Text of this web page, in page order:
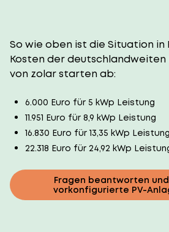
So wie oben ist die Situation in
Kosten der
von zolar starten ab:
6.000 Euro für 5 kWp Leistung
11.951 Euro für 8,9 kWp Leistung
16.830 Euro für 13,35 kWp Leistung
22.318 Euro für 24,92 kWp
Fragen beantworten
vorkonfigurierte PV-